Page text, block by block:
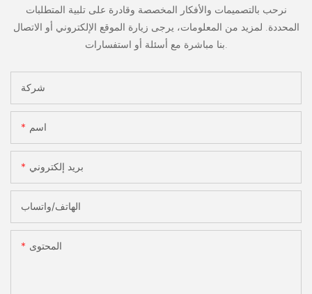
نرحب بالتصميمات والأفكار المخصصة وقادرة على تلبية المتطلبات
المحددة. لمزيد من المعلومات، يرجى زيارة الموقع الإلكتروني أو الاتصال
شركة
اسم
بريد إلكتروني
الهاتف/واتساب
المحتوى